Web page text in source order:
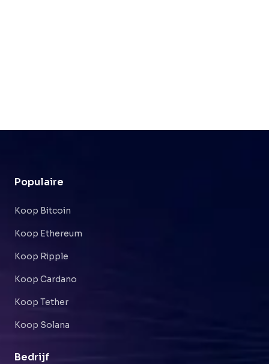
Populaire
Koop Bitcoin
Koop Ethereum
Koop Ripple
Koop Cardano
Koop Tether
Koop Solana
Bedrijf